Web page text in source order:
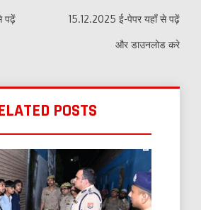
पढ़ें 15.12.2025 ई-पेपर यहाँ से पढ़ें
और डाउनलोड करे
POSTS